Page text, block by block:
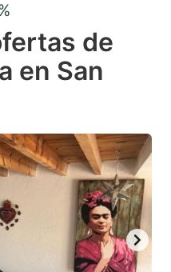
a
date.
question
mark
de
en San